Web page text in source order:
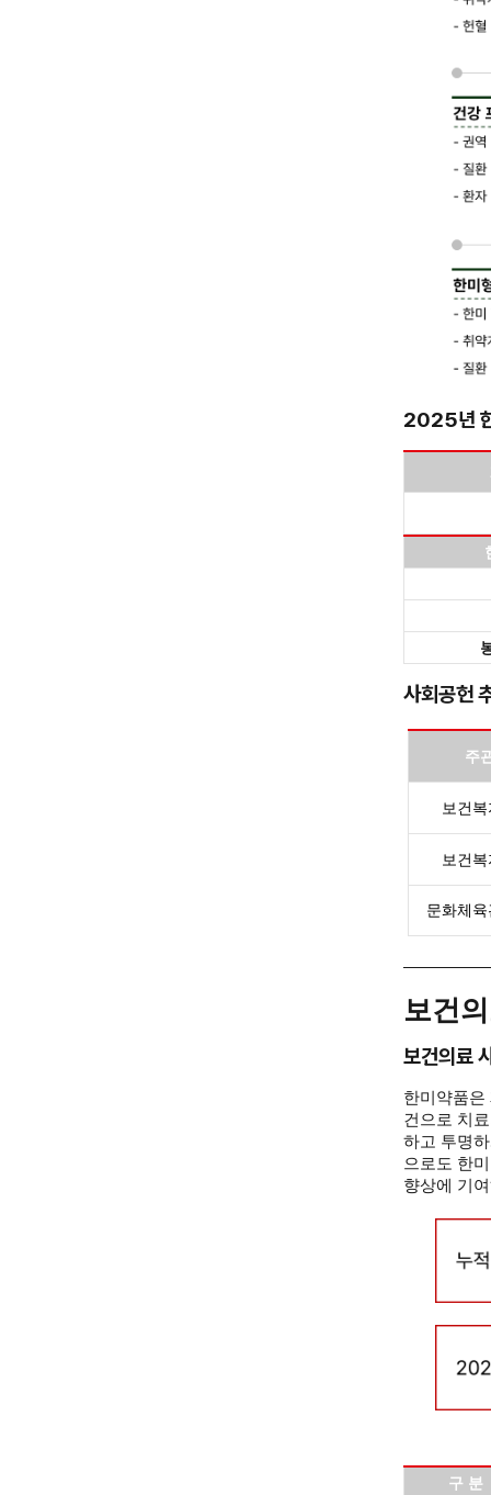
2025년
사회공헌
주
보건복
보건복
문화체
보건
보건의료
한미약품은
건으로 치
하고 투명
으로도 한
향상에 기
구 분